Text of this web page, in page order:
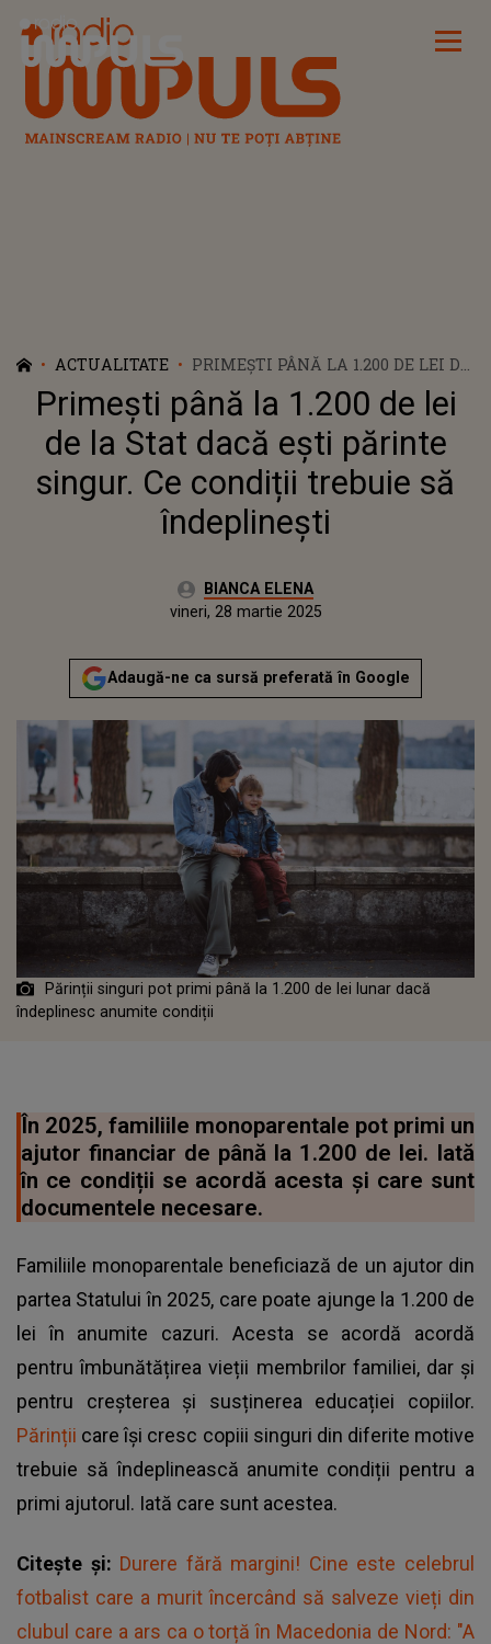
Radio Impuls
ACTUALITATE
PRIMEȘTI PÂNĂ LA 1.200 DE LEI DE
LA STAT DACĂ EȘTI PĂRINTE
SINGUR. CE CONDIȚII TREBUIE SĂ
ÎNDEPLINEȘTI
Primești până la 1.200 de lei
de la Stat dacă ești părinte
singur. Ce condiții trebuie să
îndeplinești
Autor:BIANCA ELENA
Actualizat:
vineri, 28 martie 2025
Adaugă-ne ca sursă preferată în Google
Părinții singuri pot primi până la 1.200 de lei lunar dacă
îndeplinesc anumite condiții
În 2025, familiile monoparentale pot primi un
ajutor financiar de până la 1.200 de lei. Iată
în ce condiții se acordă acesta și care sunt
documentele necesare.
Familiile monoparentale beneficiază de un ajutor din
partea Statului în 2025, care poate ajunge la 1.200 de
lei în anumite cazuri. Acesta se acordă acordă
pentru îmbunătățirea vieții membrilor familiei, dar și
pentru creșterea și susținerea educației copiilor.
Părinții care își cresc copiii singuri din diferite motive
trebuie să îndeplinească anumite condiții pentru a
primi ajutorul. Iată care sunt acestea.
Citește și: Durere fără margini! Cine este celebrul
fotbalist care a murit încercând să salveze vieți din
clubul care a ars ca o torță în Macedonia de Nord: "A